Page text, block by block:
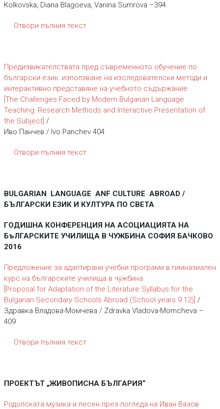
Kolkovska, Diana Blagoeva, Vanina Sumrova –394
Отвори пълния текст
Предизвикателствата пред съвременното обучение по
български език: използване на изследователски методи и
интерактивно представяне на учебното съдържание
[The Challenges Faced by Modern Bulgarian Language
Teaching: Research Methods and Interactive Presentation of
the Subject] /
Иво Панчев / Ivo Panchev 404
Отвори пълния текст
BULGARIAN LANGUAGE ANF CULTURE ABROAD /
БЪЛГАРСКИ ЕЗИК И КУЛТУРА ПО СВЕТА
ГОДИШНА КОНФЕРЕНЦИЯ НА АСОЦИАЦИЯТА НА
БъЛГАРСКИТЕ УЧИЛИЩА В ЧУЖБИНА СОФИЯ БАЧКОВО
2016
Предложение за адаптирани учебни програми в гимназиален
курс на българските училища в чужбина
[Proposal for Adaptation of the Literature Syllabus for the
Bulgarian Secondary Schools Abroad (School years 9 12)] /
Здравка Владова-Момчева / Zdravka Vladova-Momcheva –
409
Отвори пълния текст
ПРОЕКТЪТ „ЖИВОПИСНА БЪЛГАРИЯ“
Родопската музика и песен през погледа на Иван Вазов